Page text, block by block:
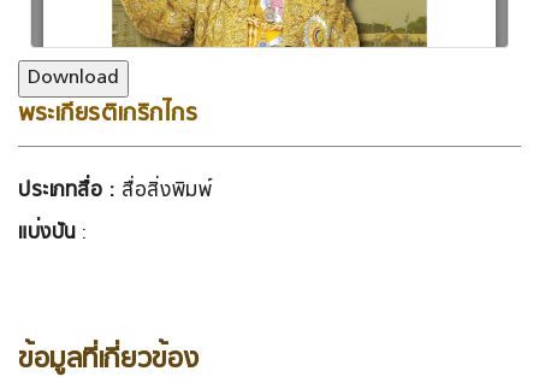
พระเกียรติเกริกไกร
ประเภทสื่อ : สื่อสิ่งพิมพ์
แบ่งปัน:
ข้อมูลที่เกี่ยวข้อง